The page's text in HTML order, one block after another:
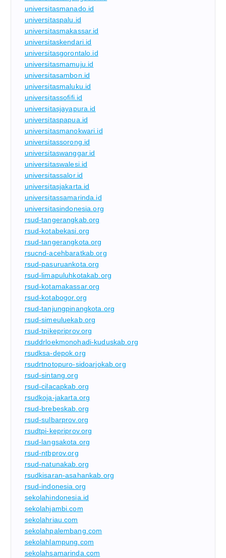
universitasmanado.id
universitaspalu.id
universitasmakassar.id
universitaskendari.id
universitasgorontalo.id
universitasmamuju.id
universitasambon.id
universitasmaluku.id
universitassofifi.id
universitasjayapura.id
universitaspapua.id
universitasmanokwari.id
universitassorong.id
universitaswanggar.id
universitaswalesi.id
universitassalor.id
universitasjakarta.id
universitassamarinda.id
universitasindonesia.org
rsud-tangerangkab.org
rsud-kotabekasi.org
rsud-tangerangkota.org
rsucnd-acehbaratkab.org
rsud-pasuruankota.org
rsud-limapuluhkotakab.org
rsud-kotamakassar.org
rsud-kotabogor.org
rsud-tanjungpinangkota.org
rsud-simeuluekab.org
rsud-tpikepriprov.org
rsuddrloekmonohadi-kuduskab.org
rsudksa-depok.org
rsudrtnotopuro-sidoarjokab.org
rsud-sintang.org
rsud-cilacapkab.org
rsudkoja-jakarta.org
rsud-brebeskab.org
rsud-sulbarprov.org
rsudtpi-kepriprov.org
rsud-langsakota.org
rsud-ntbprov.org
rsud-natunakab.org
rsudkisaran-asahankab.org
rsud-indonesia.org
sekolahindonesia.id
sekolahjambi.com
sekolahriau.com
sekolahpalembang.com
sekolahlampung.com
sekolahsamarinda.com